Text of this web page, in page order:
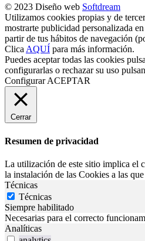
© 2023 Diseño web Softdream
Utilizamos cookies propias y de
mostrarte publicidad personalizada
partir de tus hábitos de navegación
ClicaAQUÍ para más información.
Puedes aceptar todas las cookies
configurarlas o rechazar su uso
ConfigurarACEPTAR
Cerrar
Resumen de privacidad
La utilización de este sitio implica el
la instalación de las Cookies a las
Técnicas
Técnicas
Siempre habilitado
Necesarias para el correcto
Analíticas